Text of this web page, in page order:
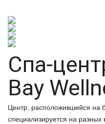
Спа-
Bay
Центр, расположившийся на
специализируется на